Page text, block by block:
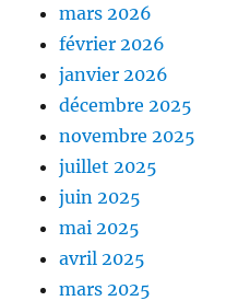
mars 2026
février 2026
janvier 2026
décembre 2025
novembre 2025
juillet 2025
juin 2025
mai 2025
avril 2025
mars 2025